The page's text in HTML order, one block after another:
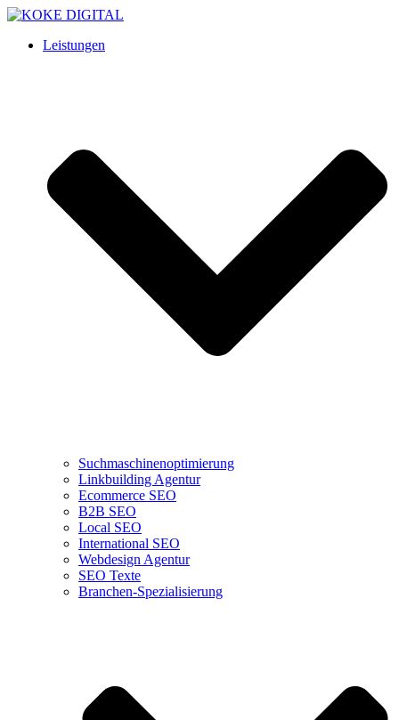
Leistungen
Suchmaschinenoptimierung
Linkbuilding Agentur
Ecommerce SEO
B2B SEO
Local SEO
International SEO
Webdesign Agentur
SEO Texte
Branchen-Spezialisierung